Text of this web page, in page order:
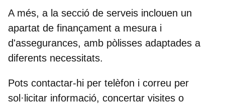
A més, a la secció de serveis inclouen un
apartat de finançament a mesura i
d'assegurances, amb pòlisses adaptades a
diferents necessitats.
Pots contactar-hi per telèfon i correu per
sol·licitar informació, concertar visites o